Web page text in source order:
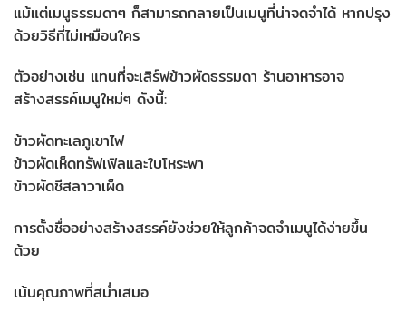
แม้แต่เมนูธรรมดาๆ ก็สามารถกลายเป็นเมนูที่น่าจดจำได้ หากปรุง
ด้วยวิธีที่ไม่เหมือนใคร
ตัวอย่างเช่น แทนที่จะเสิร์ฟข้าวผัดธรรมดา ร้านอาหารอาจ
สร้างสรรค์เมนูใหม่ๆ ดังนี้:
ข้าวผัดทะเลภูเขาไฟ
ข้าวผัดเห็ดทรัฟเฟิลและใบโหระพา
ข้าวผัดชีสลาวาเผ็ด
การตั้งชื่ออย่างสร้างสรรค์ยังช่วยให้ลูกค้าจดจำเมนูได้ง่ายขึ้น
ด้วย
เน้นคุณภาพที่สม่ำเสมอ